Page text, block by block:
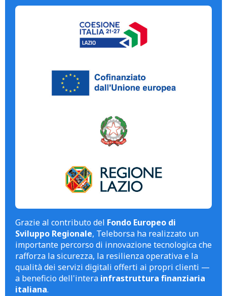
Grazie al contributo del Fondo Europeo di
Sviluppo Regionale, Teleborsa ha realizzato un
importante percorso di innovazione tecnologica che
rafforza la sicurezza, la resilienza operativa e la
qualità dei servizi digitali offerti ai propri clienti —
a beneficio dell'intera infrastruttura finanziaria
italiana.